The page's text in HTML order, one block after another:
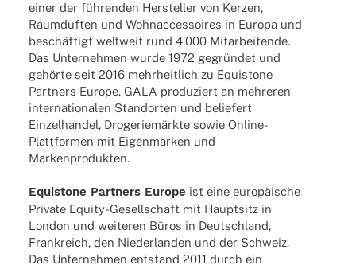
einer der führen­den Herstel­ler von Kerzen,
Raum­düf­ten und Wohn­ac­ces­soires in Europa und
beschäf­tigt welt­weit rund 4.000 Mitar­bei­tende.
Das Unter­neh­men wurde 1972 gegrün­det und
gehörte seit 2016 mehr­heit­lich zu Equis­tone
Part­ners Europe. GALA produ­ziert an mehre­ren
inter­na­tio­na­len Stand­or­ten und belie­fert
Einzel­han­del, Droge­rie­märkte sowie Online-
Plat­t­­for­­men mit Eigen­mar­ken und
Markenprodukten.
Equis­tone Part­ners Europe ist eine euro­päi­sche
Private Equity-Gesel­l­­schaft mit Haupt­sitz in
London und weite­ren Büros in Deutsch­land,
Frank­reich, den Nieder­lan­den und der Schweiz.
Das Unter­neh­men entstand 2011 durch ein